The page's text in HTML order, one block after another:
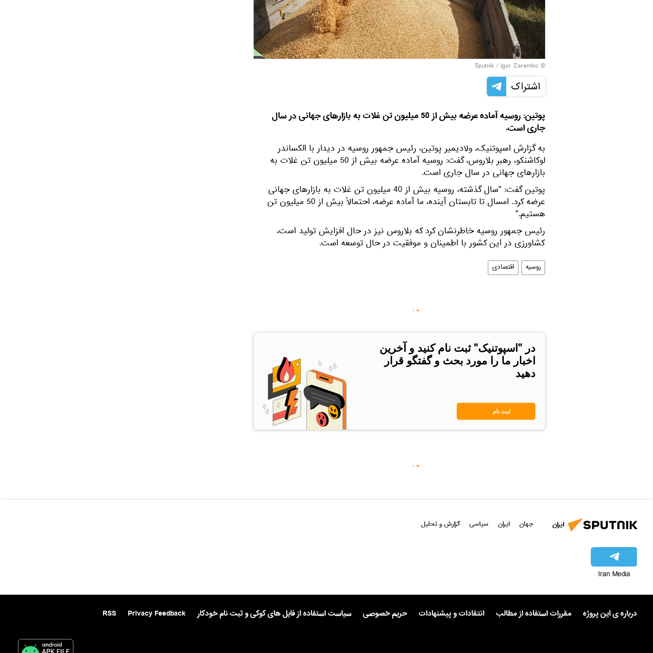
© Sputnik / Igor Zarembo
اشتراک
پوتین: روسیه آماده عرضه بیش از 50 میلیون تن غلات به بازارهای جهانی در سال
جاری است.
به گزارش اسپوتنیک، ولادیمیر پوتین، رئیس جمهور روسیه در دیدار با الکساندر
لوکاشنکو، رهبر بلاروس، گفت: روسیه آماده عرضه بیش از 50 میلیون تن غلات به
بازارهای جهانی در سال جاری است.
پوتین گفت: "سال گذشته، روسیه بیش از 40 میلیون تن غلات به بازارهای جهانی
عرضه کرد. امسال تا تابستان آینده، ما آماده عرضه، احتمالاً بیش از 50 میلیون تن
هستیم."
رئیس جمهور روسیه خاطرنشان کرد که بلاروس نیز در حال افزایش تولید است،
کشاورزی در این کشور با اطمینان و موفقیت در حال توسعه است.
روسیه اقتصادی
در "اسپوتنیک" ثبت نام کنید و آخرین
اخبار ما را مورد بحث و گفتگو قرار
دهید
ثبت نام
ایران جهان ایران سیاسی گزارش و تحلیل
Iran Media
درباره ی این پروژه مقررات استفاده از مطالب انتقادات و پیشنهادات حریم خصوصی سیاست استفاده از فایل های کوکی و ثبت نام خودکار Privacy Feedback
RSS